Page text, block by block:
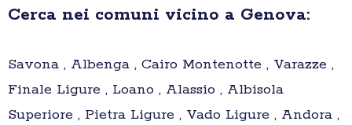
Cerca nei comuni vicino a Genova:
Savona , Albenga , Cairo Montenotte , Varazze ,
Finale Ligure , Loano , Alassio , Albisola
Superiore , Pietra Ligure , Vado Ligure , Andora ,